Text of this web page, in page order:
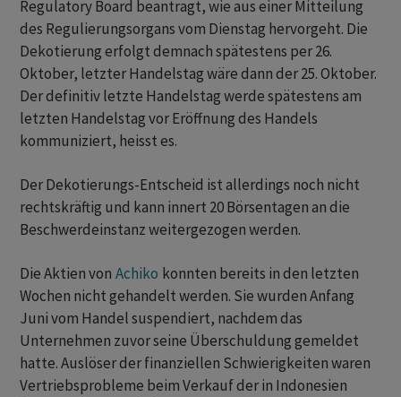
Regulatory Board beantragt, wie aus einer Mitteilung
des Regulierungsorgans vom Dienstag hervorgeht. Die
Dekotierung erfolgt demnach spätestens per 26.
Oktober, letzter Handelstag wäre dann der 25. Oktober.
Der definitiv letzte Handelstag werde spätestens am
letzten Handelstag vor Eröffnung des Handels
kommuniziert, heisst es.
Der Dekotierungs-Entscheid ist allerdings noch nicht
rechtskräftig und kann innert 20 Börsentagen an die
Beschwerdeinstanz weitergezogen werden.
Die Aktien von Achiko konnten bereits in den letzten
Wochen nicht gehandelt werden. Sie wurden Anfang
Juni vom Handel suspendiert, nachdem das
Unternehmen zuvor seine Überschuldung gemeldet
hatte. Auslöser der finanziellen Schwierigkeiten waren
Vertriebsprobleme beim Verkauf der in Indonesien